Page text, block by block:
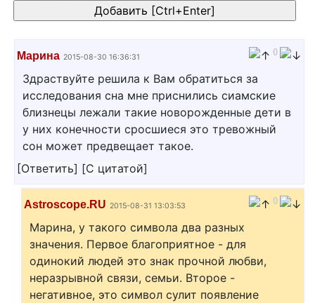
Марина 2015-08-30 16:36:31 0
Здраствуйте решила к Вам обратиться за
исследования сна мне приснились сиамские
близнецы лежали такие новорожденные дети в
у них конечности сросшиеся это тревожный
сон может предвещает такое.
[Ответить] [С цитатой]
Astroscope.RU 2015-08-31 13:03:53 0
Марина, у такого символа два разных
значения. Первое благоприятное - для
одинокий людей это знак прочной любви,
неразрывной связи, семьи. Второе -
негативное, это символ сулит появление